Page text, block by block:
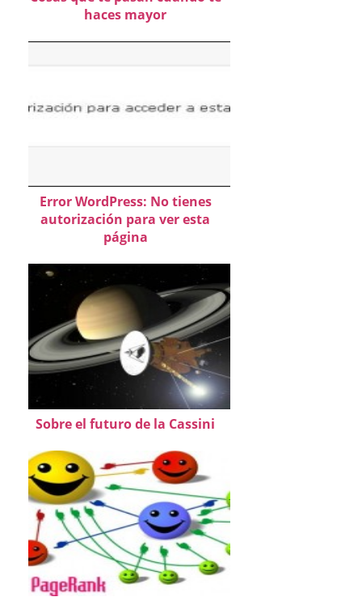
haces mayor
Error WordPress: No tienes
autorización para ver esta
página
Sobre el futuro de la Cassini